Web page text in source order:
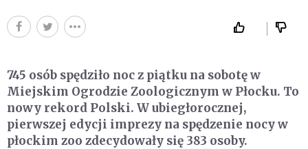
745 osób spędziło noc z piątku na sobotę w
Miejskim Ogrodzie Zoologicznym w Płocku. To
nowy rekord Polski. W ubiegłorocznej,
pierwszej edycji imprezy na spędzenie nocy w
płockim zoo zdecydowały się 383 osoby.